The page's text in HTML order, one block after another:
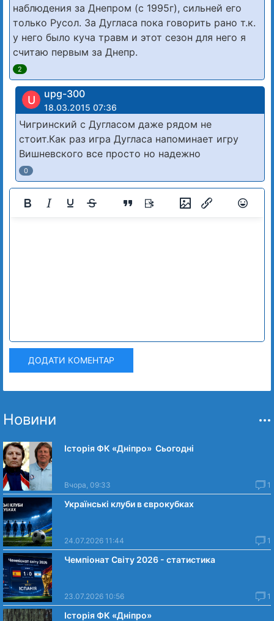
наблюдения за Днепром (с 1995г), сильней его
только Русол. За Дугласа пока говорить рано т.к.
у него было куча травм и этот сезон для него я
считаю первым за Днепр.
2
U upg-300
18.03.2015 07:36
Чигринский с Дугласом даже рядом не
стоит.Как раз игра Дугласа напоминает игру
Вишневского все просто но надежно
0
ДОДАТИ КОМЕНТАР
Новини
Історія ФК «Дніпро» Сьогодні
Вчора, 09:33 1
Українські клуби в єврокубках
24.07.2026 11:44 1
Чемпіонат Світу 2026 - статистика
23.07.2026 10:56 1
Історія ФК «Дніпро»